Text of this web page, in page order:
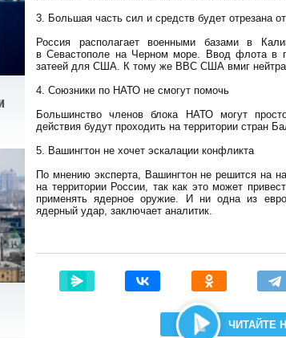
3. Большая часть сил и средств будет отрезана
Россия располагает военными базами в
в Севастополе на Черном море. Ввод флота в
затеей для США. К тому же ВВС США вмиг
4. Союзники по НАТО не смогут помочь
Большинство членов блока НАТО могут
действия будут проходить на территории стран
5. Вашингтон не хочет эскалации конфликта
По мнению эксперта, Вашингтон не решится на
на территории России, так как это может
применять ядерное оружие. И ни одна из
ядерный удар, заключает аналитик.
ЧИТАЙТЕ